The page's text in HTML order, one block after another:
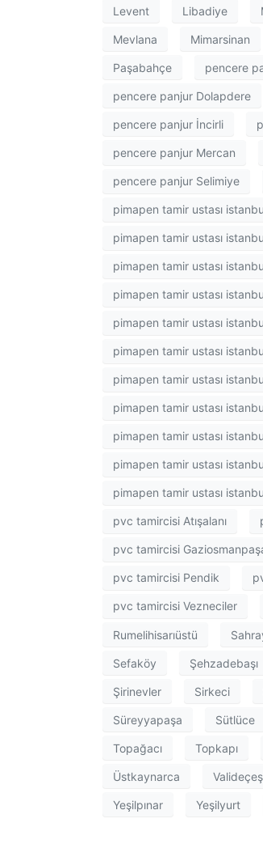
Levent Libadiye
Mevlana Mimarsinan
Paşabahçe pencere
pencere panjur Dolapdere
pencere panjur İncirli
pencere panjur Mercan
pencere panjur Selimiye
pimapen tamir ustası
pimapen tamir ustası
pimapen tamir ustası
pimapen tamir ustası
pimapen tamir ustası
pimapen tamir ustası
pimapen tamir ustası
pimapen tamir ustası
pimapen tamir ustası
pimapen tamir ustası
pimapen tamir ustası
pvc tamircisi Atışalanı
pvc tamircisi
pvc tamircisi Pendik
pvc tamircisi Vezneciler
Rumelihisarıüstü
Sefaköy Şehzadebaşı
Şirinevler Sirkeci
Süreyyapaşa Sütlüce
Topağacı Topkapı
Üstkaynarca
Yeşilpınar Yeşilyurt